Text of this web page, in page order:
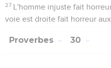
27 L'homme injuste fait
voie est droite fait horreur aux
Proverbes 30